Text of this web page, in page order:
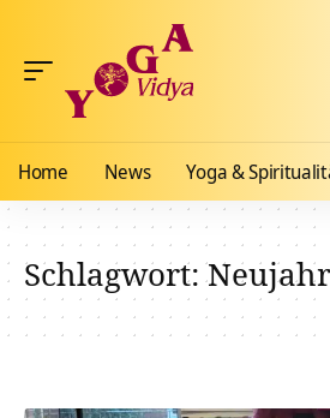
Home News Yoga &
Schlagwort: